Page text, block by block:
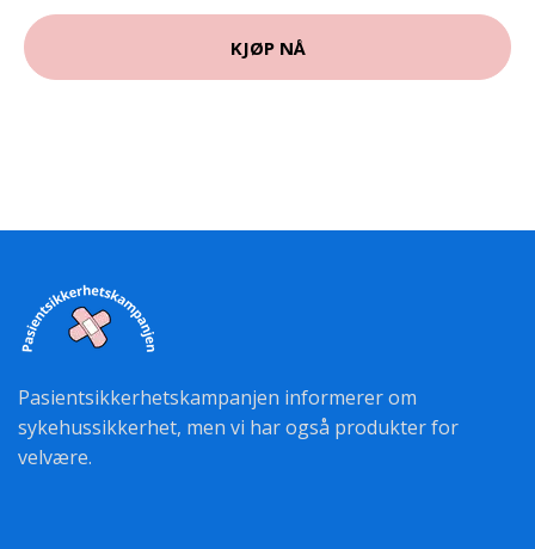
KJØP NÅ
Pasientsikkerhetskampanjen informerer om
sykehussikkerhet, men vi har også produkter for
velvære.